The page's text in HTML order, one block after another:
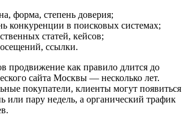
форма, степень доверия;
конкуренции в поисковых системах;
статей, кейсов;
ссылки.
продвижение как правило длится до
сайта Москвы — несколько лет.
покупатели, клиенты могут появиться
или пару недель, а органический трафик